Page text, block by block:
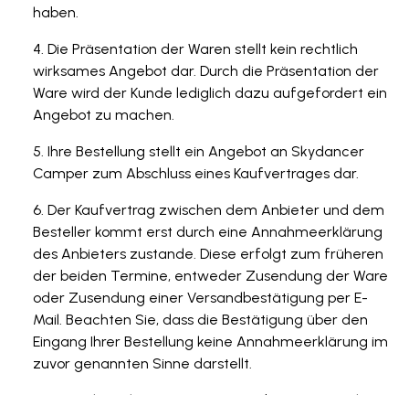
haben.
Die Präsentation der Waren stellt kein rechtlich
wirksames Angebot dar. Durch die Präsentation der
Ware wird der Kunde lediglich dazu aufgefordert ein
Angebot zu machen.
Ihre Bestellung stellt ein Angebot an Skydancer
Camper zum Abschluss eines Kaufvertrages dar.
Der Kaufvertrag zwischen dem Anbieter und dem
Besteller kommt erst durch eine Annahmeerklärung
des Anbieters zustande. Diese erfolgt zum früheren
der beiden Termine, entweder Zusendung der Ware
oder Zusendung einer Versandbestätigung per E-
Mail. Beachten Sie, dass die Bestätigung über den
Eingang Ihrer Bestellung keine Annahmeerklärung im
zuvor genannten Sinne darstellt.